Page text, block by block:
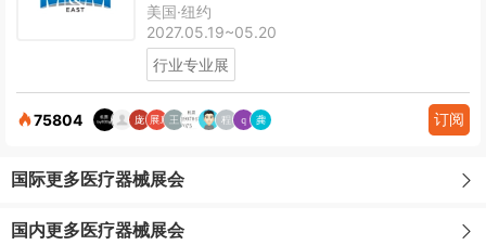
美国·纽约
2027.05.19~05.20
行业专业展
75804 订阅
国际更多医疗器械展会
国内更多医疗器械展会